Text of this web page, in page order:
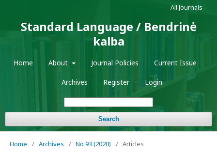
Standard Language / Bendrinė
kalba
Home About Journal Policies Current Issue
Archives Register Login
Search
All Journals
Home / Archives / No 93 (2020) / Articles